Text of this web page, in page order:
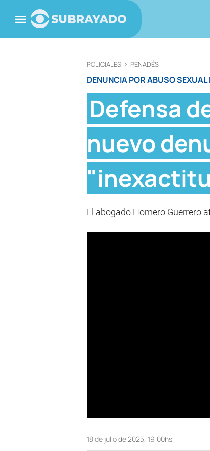
POLICIALES > PENADÉS
DENUNCIA POR ABUSO SEXUAL
Defensa
nuevo
El abogado Homero Guerrero
18 de julio de 2025, 19:00hs